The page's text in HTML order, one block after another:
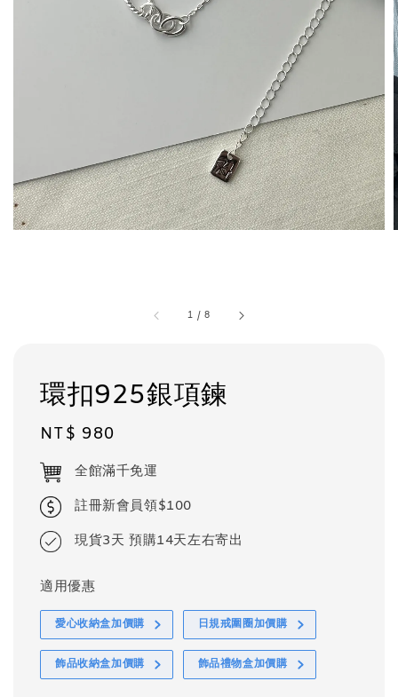
1 /8
環扣925銀項鍊
Regular
price
NT$ 980
全館滿千免運
註冊新會員領$100
現貨3天 預購14天左右寄出
適用優惠
愛心收納盒加價購 日規戒圍圈加價購
飾品收納盒加價購 飾品禮物盒加價購